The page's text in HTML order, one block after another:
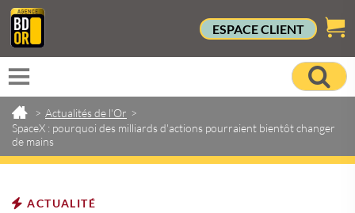
ESPACE CLIENT
> Actualités de l'Or >
SpaceX : pourquoi des milliards d'actions pourraient bientôt changer
de mains
ACTUALITÉ